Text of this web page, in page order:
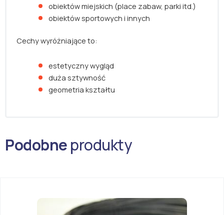
obiektów miejskich (place zabaw, parki itd.)
obiektów sportowych i innych
Cechy wyróżniające to:
estetyczny wygląd
duża sztywność
geometria kształtu
Podobneprodukty